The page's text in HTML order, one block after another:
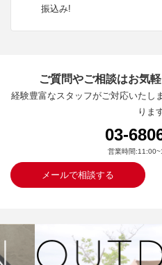
振込み!
ご質問やご相談はお気
経験豊富なスタッフがご対応いたし
りま
03-
営業時間
メールで相談する